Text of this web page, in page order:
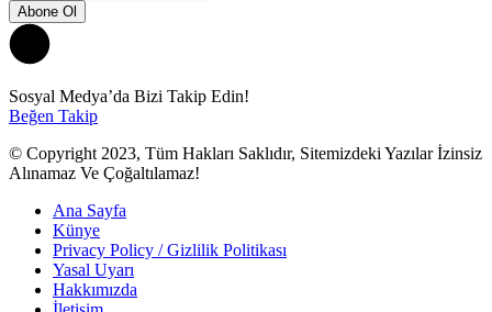
Sosyal Medya’da Bizi Takip Edin!
Beğen Takip
© Copyright 2023, Tüm Hakları Saklıdır, Sitemizdeki Yazılar İzinsiz
Alınamaz Ve Çoğaltılamaz!
Ana Sayfa
Künye
Privacy Policy / Gizlilik Politikası
Yasal Uyarı
Hakkımızda